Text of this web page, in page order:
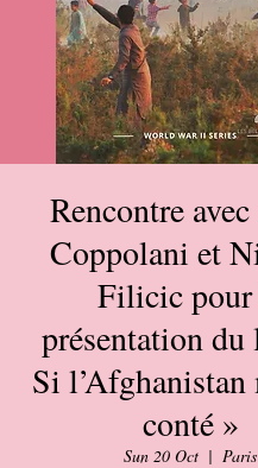
Rencontre
Coppolani et
Filicic
présentation
Si l’Afghanistan
conté »
Sun 20 Oct
  |
Paris